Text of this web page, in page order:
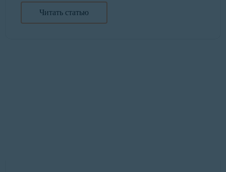
Читать статью